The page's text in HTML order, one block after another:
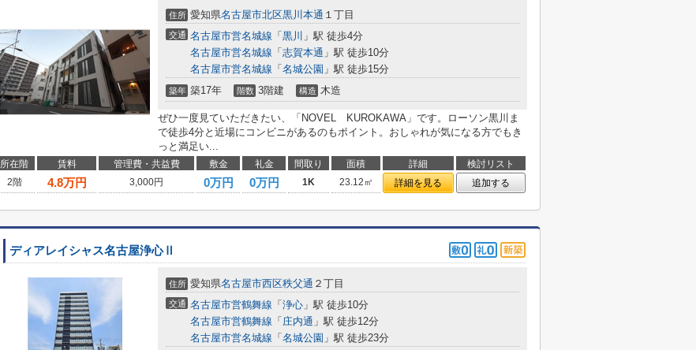
住所 愛知県名古屋市北区黒川本通 １丁目
交通 名古屋市営名城線 「 黒川 」駅 徒歩4分
名古屋市営名城線 「 志賀本通 」駅 徒歩10分
名古屋市営名城線 「 名城公園 」駅 徒歩15分
築年 築17年 階数 3階建 構造 木造
ぜひ一度見ていただきたい、「NOVEL KUROKAWA」です。ローソン黒川ま
で徒歩4分と近場にコンビニがあるのもポイント。おしゃれが気になる方でもき
っと満足い...
所在階 賃料 管理費・共益費 敷金 礼金 間取り 面積 詳細
検討リスト
2階
4.8万円 3,000円 0万円 0万円 1K 23.12㎡ 詳細を見る 追加する
ディアレイシャス名古屋浄心Ⅱ
住所 愛知県名古屋市西区秩父通 ２丁目
交通 名古屋市営鶴舞線 「 浄心 」駅 徒歩10分
名古屋市営鶴舞線 「 庄内通 」駅 徒歩12分
名古屋市営名城線 「 名城公園 」駅 徒歩23分